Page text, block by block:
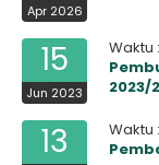
Apr 2026
15
Jun 2023
Waktu
2023/
13
Waktu